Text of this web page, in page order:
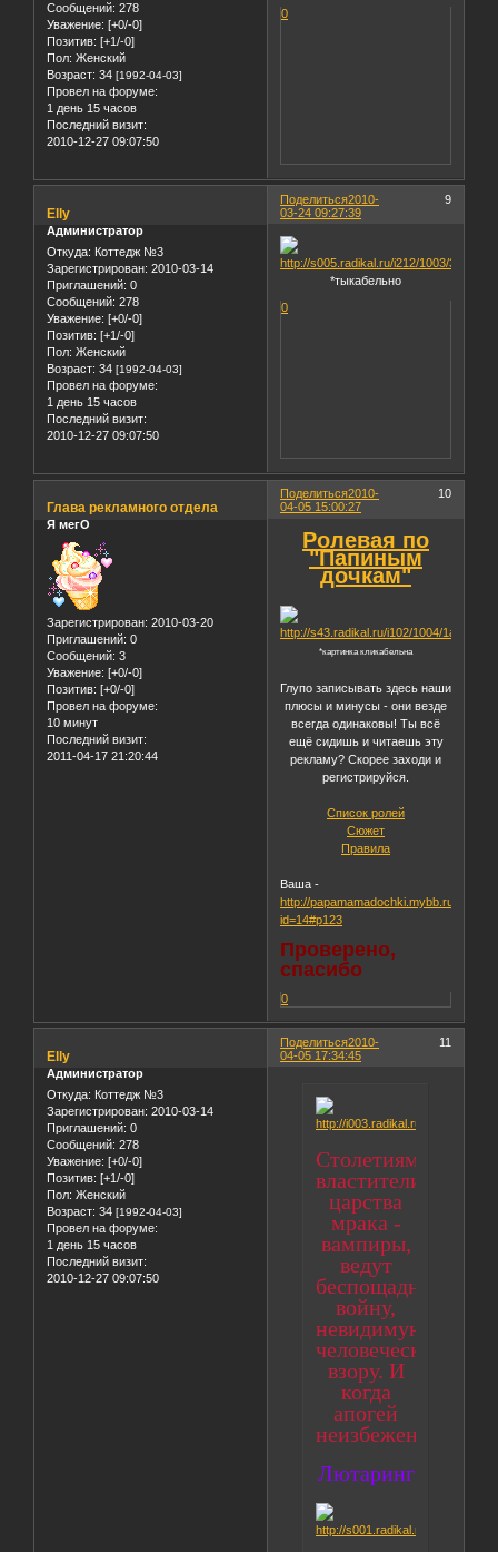
Сообщений: 278
Уважение: [+0/-0]
Позитив: [+1/-0]
Пол: Женский
Возраст: 34 [1992-04-03]
Провел на форуме:
1 день 15 часов
Последний визит:
2010-12-27 09:07:50
0
Поделиться 9
2010-
03-24 09:27:39
Elly
Администратор
Откуда: Коттедж №3
Зарегистрирован: 2010-03-14
Приглашений: 0
Сообщений: 278
Уважение: [+0/-0]
Позитив: [+1/-0]
Пол: Женский
Возраст: 34 [1992-04-03]
Провел на форуме:
1 день 15 часов
Последний визит:
2010-12-27 09:07:50
*тыкабельно
0
Поделиться 10
2010-
04-05 15:00:27
Глава рекламного отдела
Я мегО
Зарегистрирован: 2010-03-20
Приглашений: 0
Сообщений: 3
Уважение: [+0/-0]
Позитив: [+0/-0]
Провел на форуме:
10 минут
Последний визит:
2011-04-17 21:20:44
Ролевая по
"Папиным
дочкам"
*картинка кликабельна
Глупо записывать здесь наши
плюсы и минусы - они везде
всегда одинаковы! Ты всё
ещё сидишь и читаешь эту
рекламу? Скорее заходи и
регистрируйся.
Список ролей
Сюжет
Правила
Ваша -
http://papamamadochki.mybb.ru/
id=14#p123
Проверено,
спасибо
0
Поделиться 11
2010-
04-05 17:34:45
Elly
Администратор
Откуда: Коттедж №3
Зарегистрирован: 2010-03-14
Приглашений: 0
Сообщений: 278
Уважение: [+0/-0]
Позитив: [+1/-0]
Пол: Женский
Возраст: 34 [1992-04-03]
Провел на форуме:
1 день 15 часов
Последний визит:
2010-12-27 09:07:50
Столетиями
властители
царства
мрака -
вампиры,
ведут
беспощадную
войну,
невидимую
человеческому
взору. И
когда
апогей
неизбежен...
Лютаринг